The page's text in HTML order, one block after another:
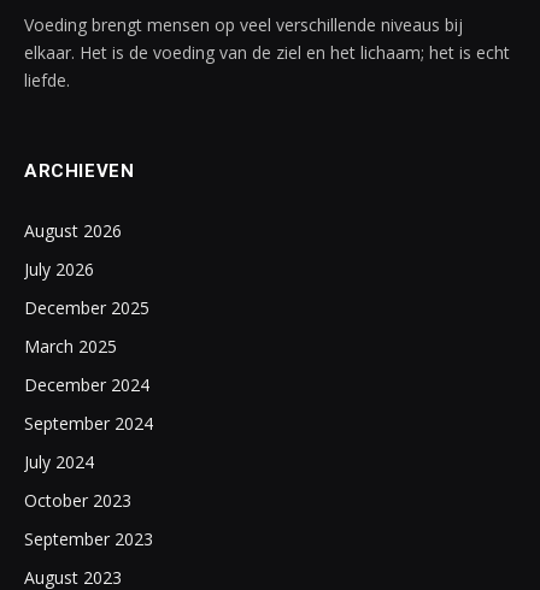
Voeding brengt mensen op veel verschillende niveaus bij
elkaar. Het is de voeding van de ziel en het lichaam; het is echt
liefde.
ARCHIEVEN
August 2026
July 2026
December 2025
March 2025
December 2024
September 2024
July 2024
October 2023
September 2023
August 2023